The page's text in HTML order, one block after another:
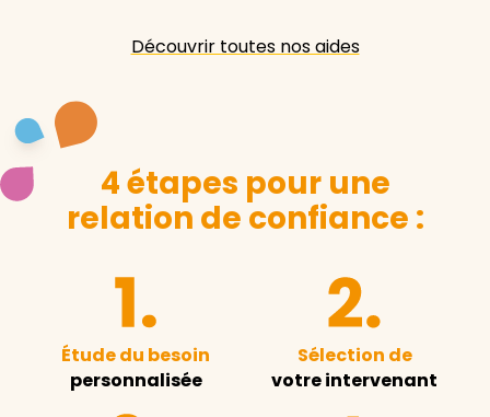
Découvrir toutes nos aides
4 étapes pour une
relation de confiance :
Étude du besoin
personnalisée
Sélection de
votre intervenant